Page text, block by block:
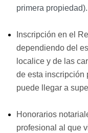
primera propiedad).
Inscripción en el
dependiendo del
localice y de las
de esta inscripción
puede llegar a
Honorarios
profesional al que